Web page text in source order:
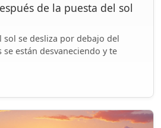
de la puesta del sol
sol se desliza por debajo del
están desvaneciendo y te